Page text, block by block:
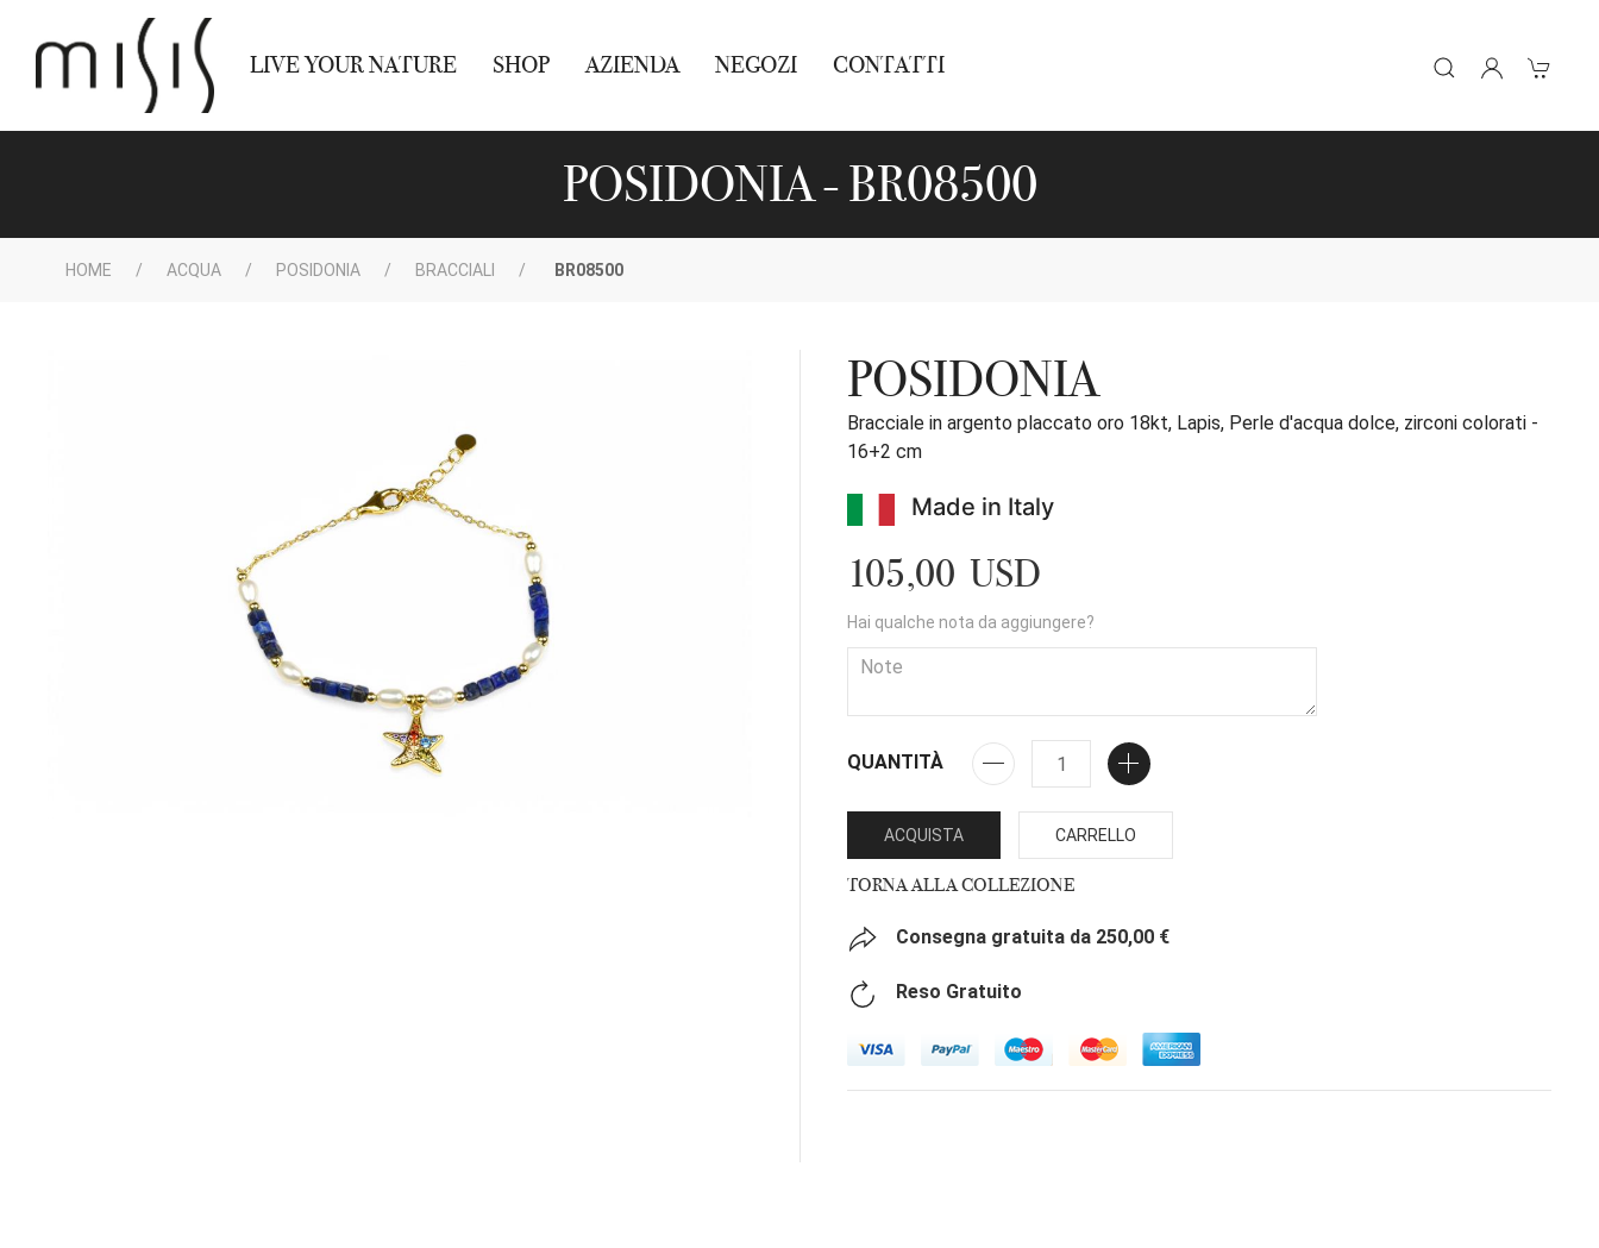
LIVE YOUR NATURE SHOP AZIENDA NEGOZI CONTATTI
POSIDONIA - BR08500
HOME ACQUA POSIDONIA BRACCIALI BR08500
POSIDONIA
Bracciale in argento placcato oro 18kt, Lapis, Perle d'acqua dolce, zirconi colorati -
16+2 cm
Made in Italy
105,00 USD
Hai qualche nota da aggiungere?
QUANTITÀ
ACQUISTA CARRELLO
TORNA ALLA COLLEZIONE
Consegna gratuita da 250,00 €
Reso Gratuito